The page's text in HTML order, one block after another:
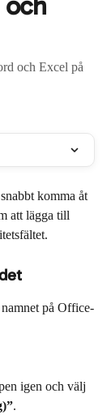
och Excel på
komma åt
att lägga till
på Office-
igen och välj
.